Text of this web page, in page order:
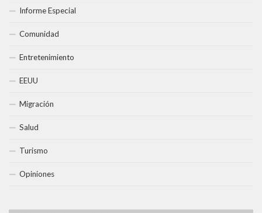
Informe Especial
Comunidad
Entretenimiento
EEUU
Migración
Salud
Turismo
Opiniones